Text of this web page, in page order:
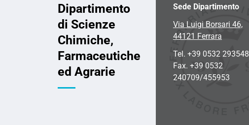
Dipartimento
di Scienze
Chimiche,
Farmaceutiche
ed Agrarie
Sede Dipartimento
Via Luigi Borsari 46,
44121 Ferrara
Tel. +39 0532 293548
Fax. +39 0532
240709/455953